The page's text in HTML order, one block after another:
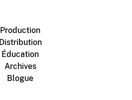
Production
Distribution
Éducation
Archives
Blogue